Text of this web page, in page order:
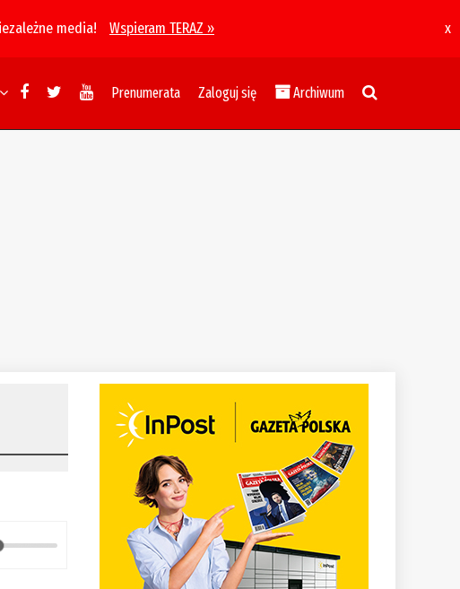
media! Wspieram TERAZ » x
Prenumerata Zaloguj się Archiwum